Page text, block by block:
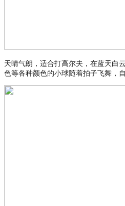
天晴气朗，适合打高尔夫，在蓝天白
色等各种颜色的小球随着拍子飞舞，